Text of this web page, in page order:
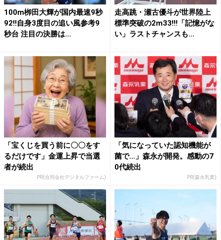
100m栁田大輝が国内最速9秒
92!!自身3度目の追い風参考9
秒台 注目の決勝は...
走高跳・瀬古優斗が世界陸上
標準突破の2m33!!!「記憶がな
い」ラストチャンスも...
「宝くじを買う前に〇〇をす
るだけです」金運上昇で当選
者が続出
PR(合同会社デジタルファーム)
「気になっていた認知機能が
菌で…」森永が開発。感動の7
0代続出
PR(森永乳業)